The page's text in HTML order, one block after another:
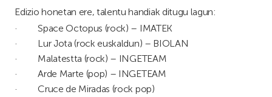
Edizio honetan ere, talentu handiak ditugu lagun:
· Space Octopus (rock) – IMATEK
· Lur Jota (rock euskaldun) – BIOLAN
· Malatestta (rock) – INGETEAM
· Arde Marte (pop) – INGETEAM
· Cruce de Miradas (rock pop)